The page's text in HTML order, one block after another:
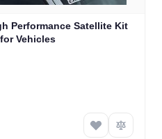
Performance Satellite Kit
Vehicles